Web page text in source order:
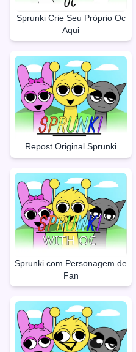
Sprunki Crie Seu Próprio Oc
Aqui
Repost Original Sprunki
Sprunki com Personagem de
Fan